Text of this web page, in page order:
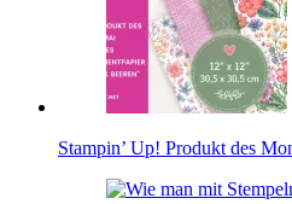
Stampin’ Up! Produkt des